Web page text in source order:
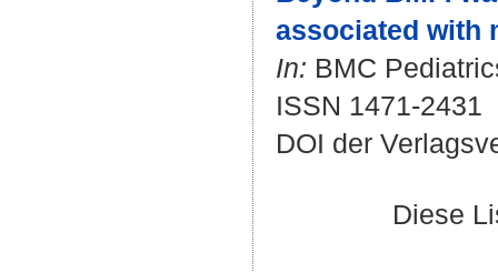
associated with
In: BMC
ISSN 1471-2431
DOI der
Diese